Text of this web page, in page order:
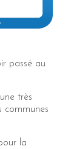
passé au
très
communes
la